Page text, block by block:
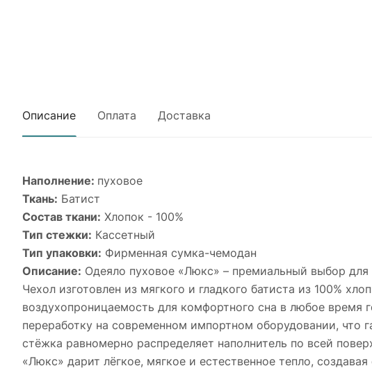
Описание Оплата Доставка
Наполнение: пуховое
Ткань: Батист
Состав ткани: Хлопок - 100%
Тип стежки: Кассетный
Тип упаковки: Фирменная сумка-чемодан
Описание: Одеяло пуховое «Люкс» – премиальный выбор для
Чехол изготовлен из мягкого и гладкого батиста из 100%
воздухопроницаемость для комфортного сна в любое время
переработку на современном импортном оборудовании, что
стёжка равномерно распределяет наполнитель по всей
«Люкс» дарит лёгкое, мягкое и естественное тепло,